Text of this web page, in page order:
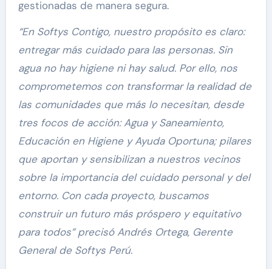
gestionadas de manera segura.
“En Softys Contigo, nuestro propósito es claro:
entregar más cuidado para las personas. Sin
agua no hay higiene ni hay salud. Por ello, nos
comprometemos con transformar la realidad de
las comunidades que más lo necesitan, desde
tres focos de acción: Agua y Saneamiento,
Educación en Higiene y Ayuda Oportuna; pilares
que aportan y sensibilizan a nuestros vecinos
sobre la importancia del cuidado personal y del
entorno. Con cada proyecto, buscamos
construir un futuro más próspero y equitativo
para todos” precisó Andrés Ortega, Gerente
General de Softys Perú.